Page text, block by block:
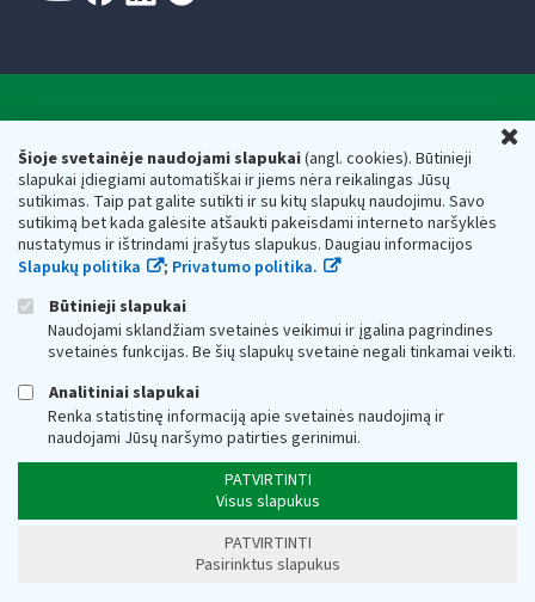
Šioje svetainėje naudojami slapukai(angl. cookies). Būtinieji
slapukai įdiegiami automatiškai ir jiems nėra reikalingas Jūsų
sutikimas. Taip pat galite sutikti ir su kitų slapukų naudojimu. Savo
sutikimą bet kada galėsite atšaukti pakeisdami interneto naršyklės
nustatymus ir ištrindami įrašytus slapukus. Daugiau informacijos
Slapukų politika
; Privatumo politika.
Būtinieji slapukai
Naudojami sklandžiam svetainės veikimui ir įgalina pagrindines
svetainės funkcijas. Be šių slapukų svetainė negali tinkamai veikti.
Analitiniai slapukai
Renka statistinę informaciją apie svetainės naudojimą ir
naudojami Jūsų naršymo patirties gerinimui.
PATVIRTINTI
Visus slapukus
PATVIRTINTI
Pasirinktus slapukus
Respublikos finansų ministerijos
Biudžetinė įstaiga. Juridinio asmens kodas — 188659752,
adresas: Vasario 16-osios g. 14, 01107 Vilnius, Lietuva, el.paštas:
vmi@vmi.lt, E. pristatymo dėžutės adresas 188659752
Duomenys apie Valstybinę mokesčių inspekciją prie Lietuvos
Respublikos finansų ministerijos kaupiami ir saugomi Juridinių